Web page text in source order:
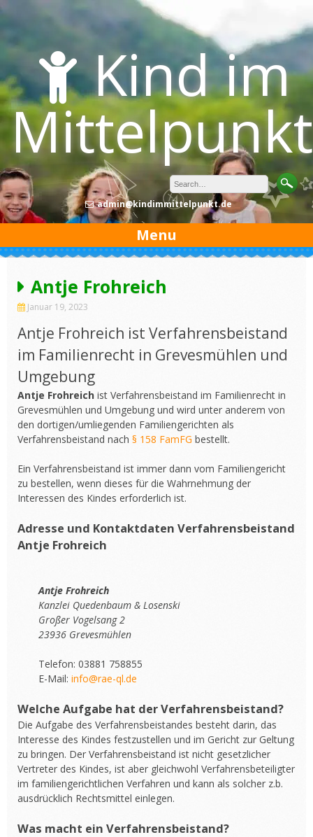
Skip
Kind im
Mittelpunkt
admin@kindimmittelpunkt.de
Menu
Antje Frohreich
Januar 19, 2023
Antje Frohreich ist Verfahrensbeistand
im Familienrecht in Grevesmühlen und
Umgebung
Antje Frohreich ist Verfahrensbeistand im Familienrecht in
Grevesmühlen und Umgebung und wird unter anderem von
den dortigen/umliegenden Familiengerichten als
Verfahrensbeistand nach § 158 FamFG bestellt.
Ein Verfahrensbeistand ist immer dann vom Familiengericht
zu bestellen, wenn dieses für die Wahrnehmung der
Interessen des Kindes erforderlich ist.
Adresse und Kontaktdaten Verfahrensbeistand
Antje Frohreich
Antje Frohreich
Kanzlei Quedenbaum & Losenski
Großer Vogelsang 2
23936 Grevesmühlen
Telefon: 03881 758855
E-Mail: info@rae-ql.de
Welche Aufgabe hat der Verfahrensbeistand?
Die Aufgabe des Verfahrensbeistandes besteht darin, das
Interesse des Kindes festzustellen und im Gericht zur Geltung
zu bringen. Der Verfahrensbeistand ist nicht gesetzlicher
Vertreter des Kindes, ist aber gleichwohl Verfahrensbeteiligter
im familiengerichtlichen Verfahren und kann als solcher z.b.
ausdrücklich Rechtsmittel einlegen.
Was macht ein Verfahrensbeistand?